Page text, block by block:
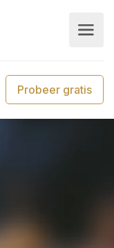
Probeer gratis